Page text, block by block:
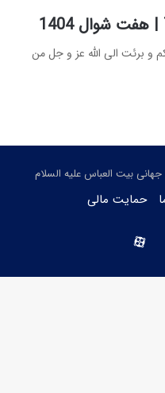
و برئت الی الله عز و جل من
بیت العباس علیه السلام
حمایت مالی
اینستاگرام